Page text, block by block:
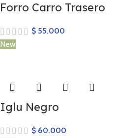
Forro Carro Trasero
$ 55.000
New
Iglu Negro
$ 60.000